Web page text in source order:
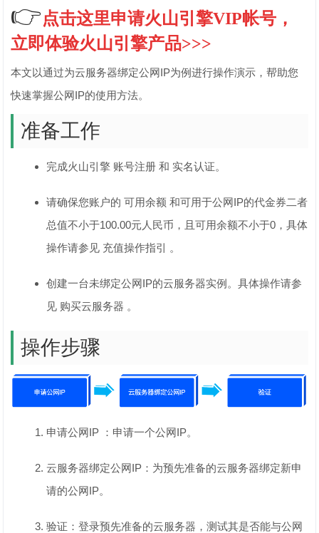
👉点击这里申请火山引擎VIP帐号，
立即体验火山引擎产品>>>
本文以通过为云服务器绑定公网IP为例进行操作演示，帮助您
快速掌握公网IP的使用方法。
准备工作
完成火山引擎 账号注册 和 实名认证。
请确保您账户的 可用余额 和可用于公网IP的代金券二者
总值不小于100.00元人民币，且可用余额不小于0，具体
操作请参见 充值操作指引 。
创建一台未绑定公网IP的云服务器实例。具体操作请参
见 购买云服务器 。
操作步骤
申请公网IP ：申请一个公网IP。
云服务器绑定公网IP：为预先准备的云服务器绑定新申
请的公网IP。
验证：登录预先准备的云服务器，测试其是否能与公网